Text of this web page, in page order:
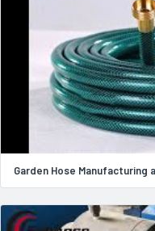
Garden Hose Manufacturing